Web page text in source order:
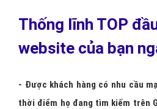
Thống lĩnh TOP
website của bạn
- Được khách hàng có nhu cầu
thời điểm họ đang tìm kiếm trên